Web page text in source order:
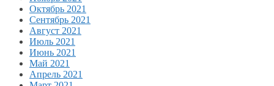
Октябрь 2021
Сентябрь 2021
Август 2021
Июль 2021
Июнь 2021
Май 2021
Апрель 2021